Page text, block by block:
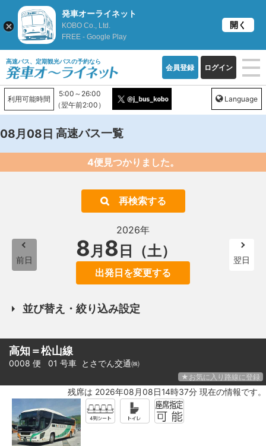
高速バス、定期観光バスの予約なら
会員登録 ログイン
利用可能時間
5:00～26:00
（翌午前2:00）
Language
08月08日 高速バス一覧
4便見つかりました。
再検索する
前日
2026年
8月 8 日（土）
出発日を変更する
翌日
並び替え・絞り込み設定
高知＝松山線
0008 便 01 号車 とさでん交通㈱
★お気に入り路線に登録
残席は 2026年08月08日14時37分 現在の情報です。
発車オーライネット
KOBO Co., Ltd.
FREE - Google Play
開く